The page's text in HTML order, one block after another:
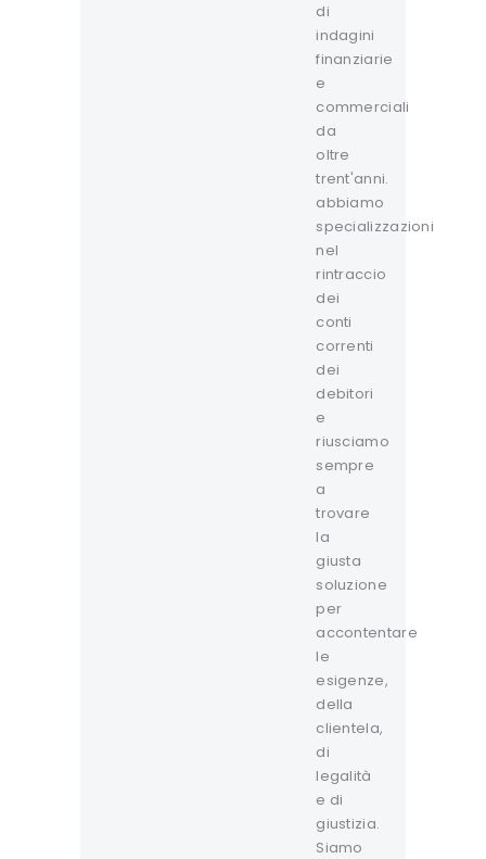
di
indagini
finanziarie
e
commerciali
da
oltre
trent'anni.
abbiamo
specializzazioni
nel
rintraccio
dei
conti
correnti
dei
debitori
e
riusciamo
sempre
a
trovare
la
giusta
soluzione
per
accontentare
le
esigenze,
della
clientela,
di
legalità
e di
giustizia.
Siamo